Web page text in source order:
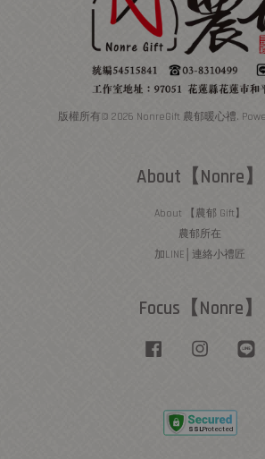
版權所有© 2026 NonreGift 農郁暖心禮.
About【Nonre】
About 【農郁 Gift】
農郁所在
加LINE│連絡小禮匠
Focus【Nonre】
Facebook Instagram